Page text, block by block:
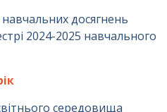
досягнень
2024-2025 навчального
середовища